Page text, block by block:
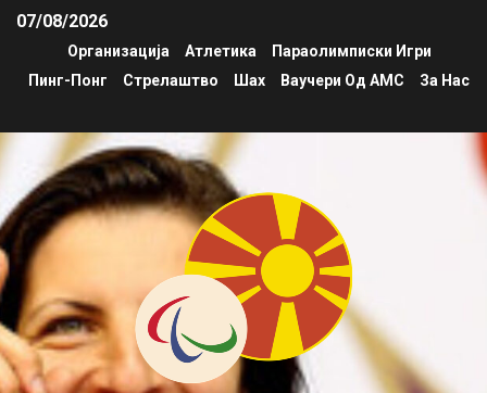
07/08/2026
Организација Атлетика
Параолимписки Игри
Пинг-Понг
Стрелаштво Шах Ваучери Од АМС За Нас